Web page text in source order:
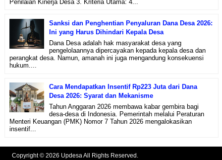
Penilaian Kinerja Desa 3. Kriteria Utama: 4...
Sanksi dan Penghentian Penyaluran Dana Desa 2026:
Ini yang Harus Dihindari Kepala Desa
Dana Desa adalah hak masyarakat desa yang
pengelolaannya dipercayakan kepada kepala desa dan
perangkat desa. Namun, amanah ini juga mengandung konsekuensi
hukum....
Cara Mendapatkan Insentif Rp223 Juta dari Dana
Desa 2026: Syarat dan Mekanisme
Tahun Anggaran 2026 membawa kabar gembira bagi
desa-desa di Indonesia. Pemerintah melalui Peraturan
Menteri Keuangan (PMK) Nomor 7 Tahun 2026 mengalokasikan
insentif...
Copyright © 2026 Updesa All Rights Reserved.